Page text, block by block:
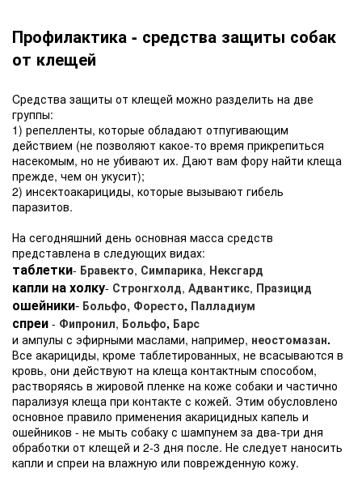
Профилактика - средства защиты собак
от клещей
Cредства защиты от клещей можно разделить на две
группы:
1) репелленты, которые обладают отпугивающим
действием (не позволяют какое-то время прикрепиться
насекомым, но не убивают их. Дают вам фору найти клеща
прежде, чем он укусит);
2) инсектоакарициды, которые вызывают гибель
паразитов.
На сегодняшний день основная масса средств
представлена в следующих видах:
таблетки- Бравекто, Симпарика, Нексгард
капли на холку- Стронгхолд, Адвантикс, Празицид
ошейники- Больфо, Форесто, Палладиум
спреи - Фипронил, Больфо, Барс
и ампулы с эфирными маслами, например, неостомазан.
Все акарициды, кроме таблетированных, не всасываются в
кровь, они действуют на клеща контактным способом,
растворяясь в жировой пленке на коже собаки и частично
парализуя клеща при контакте с кожей. Этим обусловлено
основное правило применения акарицидных капель и
ошейников - не мыть собаку с шампунем за два-три дня
обработки от клещей и 2-3 дня после. Не следует наносить
капли и спреи на влажную или поврежденную кожу.